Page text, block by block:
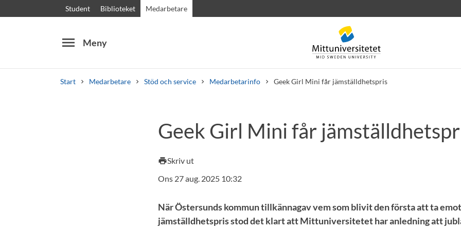
Student Biblioteket Medarbetare
menu Meny
Start Medarbetare Stöd och service Medarbetarinfo Geek Girl Mini får jämställdhetspris
KursplanerVälkomstbrev Personal Lediga jobb
Geek Girl Mini får
printSkriv ut
Ons 27 aug. 2025 10:32
När Östersunds kommun tillkännagav vem som blivit den första att ta
jämställdhetspris stod det klart att Mittuniversitetet har anledning att